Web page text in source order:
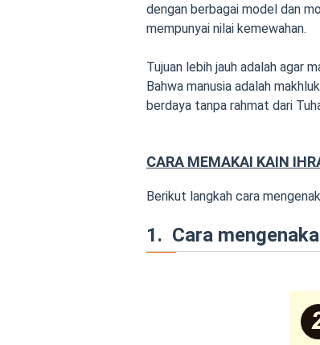
dengan berbagai model dan
mempunyai nilai kemewahan.
Tujuan lebih jauh adalah agar
Bahwa manusia adalah
berdaya tanpa rahmat dari
CARA MEMAKAI KAIN
Berikut langkah cara
1. Cara